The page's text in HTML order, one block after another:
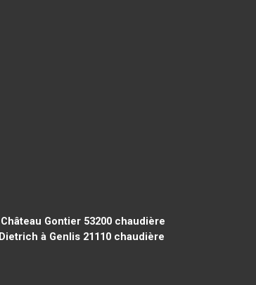
Gontier 53200 chaudière
à Genlis 21110chaudière